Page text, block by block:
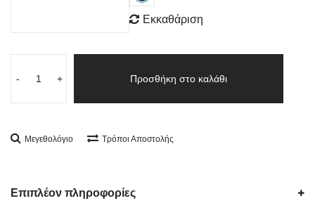
Εκκαθάριση
- + Προσθήκη στο καλάθι
Μεγεθολόγιο Τρόποι Αποστολής
Επιπλέον πληροφορίες